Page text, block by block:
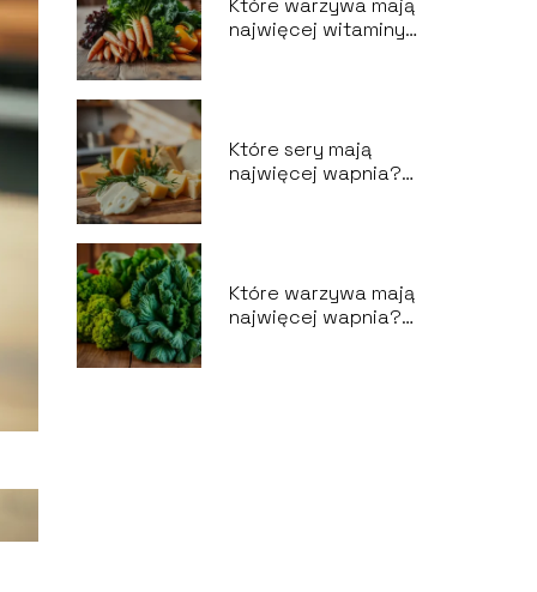
Które warzywa mają
najwięcej witaminy
Które sery mają
najwięcej wapnia?
Które warzywa mają
najwięcej wapnia?